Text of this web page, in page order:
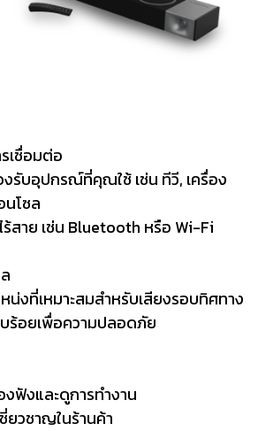
เชื่อมต่อ
งรับอุปกรณ์ที่คุณใช้ เช่น ทีวี, เครื่อง
นโซล
สาย เช่น Bluetooth หรือ Wi-Fi
น่งที่เหมาะสมสำหรับเสียงรอบทิศทาง
ร้อยเพื่อความปลอดภัย
ฟังและดูการทำงาน
ยวชาญในร้านค้า